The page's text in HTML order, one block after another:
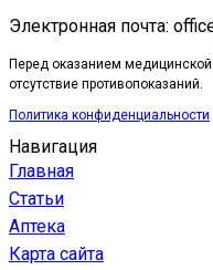
Электронная почта:
Перед оказанием медицинской
отсутствие противопоказаний.
Политика конфиденциальности
Навигация
Главная
Статьи
Аптека
Карта сайта